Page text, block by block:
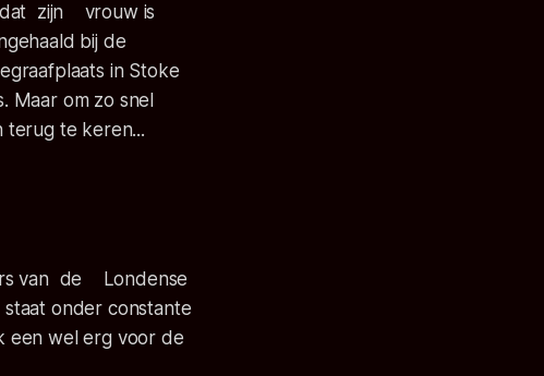
zijn vrouw is
bij de
in Stoke
om zo snel
te keren...
van de Londense
onder constante
een wel erg voor de